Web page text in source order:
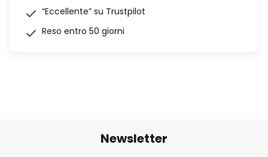
“Eccellente” su Trustpilot
Reso entro 50 giorni
Newsletter